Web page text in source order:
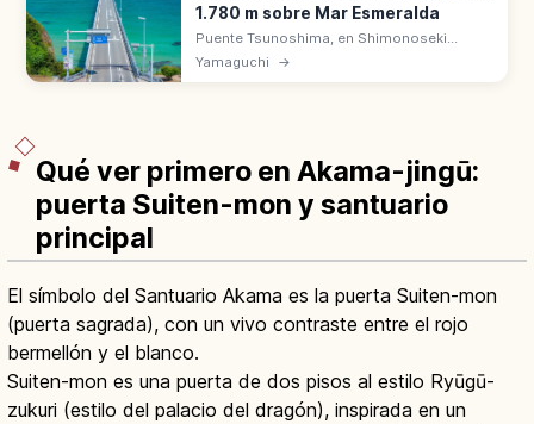
1.780 m sobre Mar Esmeralda
Puente Tsunoshima, en Shimonoseki
(Yamaguchi), mide 1.780 m sobre un mar
color esmeralda. Inaugurado en 2000,
Yamaguchi →
Qué ver primero en Akama-jingū:
puerta Suiten-mon y santuario
principal
El símbolo del Santuario Akama es la puerta Suiten-mon
(puerta sagrada), con un vivo contraste entre el rojo
bermellón y el blanco.
Suiten-mon es una puerta de dos pisos al estilo Ryūgū-
zukuri (estilo del palacio del dragón), inspirada en un